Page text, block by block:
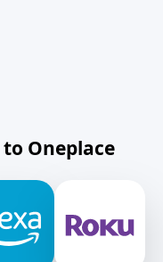
Oneplace